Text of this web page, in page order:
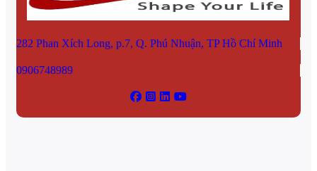
282 Phan Xích Long, p.7, Q. Phú Nhuận, TP Hồ Chí Minh
0906748989